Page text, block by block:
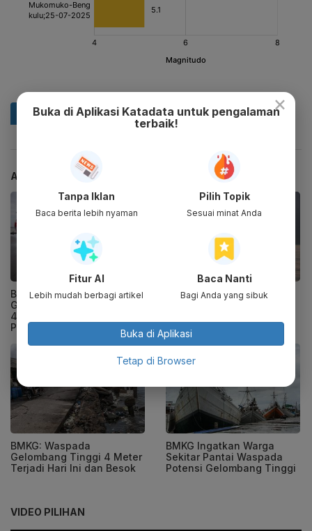
ARTIKEL TERKAIT
BMKG Ingatkan Potensi
Gelombang Tinggi hingga
4 Meter di Sejumlah
Perairan RI
BMKG: Waspadai
BMKG: Waspada
Gelombang Tinggi 4 Meter
Terjadi Hari Ini dan Besok
BMKG Ingatkan Warga
Sekitar Pantai Waspada
Potensi Gelombang Tinggi
VIDEO PILIHAN
×
Buka di Aplikasi Katadata untuk pengalaman
terbaik!
Tanpa Iklan
Baca berita lebih nyaman
Pilih Topik
Sesuai minat Anda
Fitur AI
Lebih mudah berbagi artikel
Baca Nanti
Bagi Anda yang sibuk
Buka di Aplikasi
Tetap di Browser